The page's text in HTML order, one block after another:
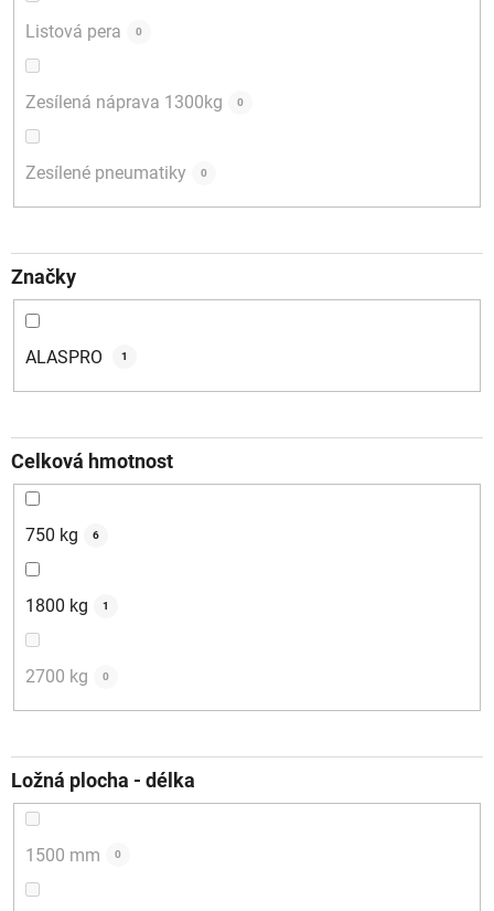
Listová pera 0
Zesílená náprava 1300kg 0
Zesílené pneumatiky 0
Značky
ALASPRO 1
Celková hmotnost
750 kg 6
1800 kg 1
2700 kg 0
Ložná plocha - délka
1500 mm 0